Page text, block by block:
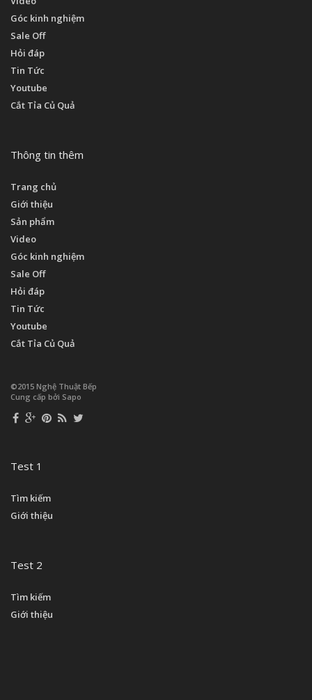
Góc kinh nghiệm
Sale Off
Hỏi đáp
Tin Tức
Youtube
Cắt Tỉa Củ Quả
Thông tin thêm
Trang chủ
Giới thiệu
Sản phẩm
Video
Góc kinh nghiệm
Sale Off
Hỏi đáp
Tin Tức
Youtube
Cắt Tỉa Củ Quả
©2015 Nghệ Thuật Bếp
Cung cấp bởi Sapo
Test 1
Tìm kiếm
Giới thiệu
Test 2
Tìm kiếm
Giới thiệu